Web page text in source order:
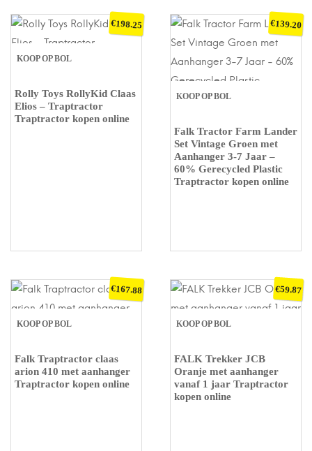
KOOP OP BOL
Rolly Toys RollyKid Claas
Elios – Traptractor
Traptractor kopen online
€198.25
KOOP OP BOL
Falk Tractor Farm Lander
Set Vintage Groen met
Aanhanger 3-7 Jaar –
60% Gerecycled Plastic
Traptractor kopen online
€139.20
KOOP OP BOL
Falk Traptractor claas
arion 410 met aanhanger
Traptractor kopen online
€167.88
KOOP OP BOL
FALK Trekker JCB
Oranje met aanhanger
vanaf 1 jaar Traptractor
kopen online
€59.87